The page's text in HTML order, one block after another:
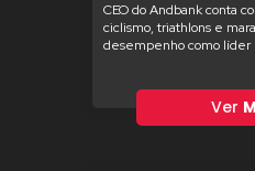
CEO do Andbank conta
ciclismo, triathlons e
desempenho como líder
Ver